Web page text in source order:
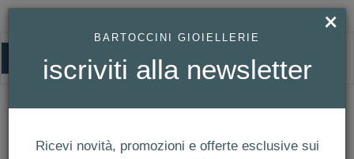
MASERATI
×
BARTOCCINI GIOIELLERIE
iscriviti alla newsletter
Ricevi novità, promozioni e offerte esclusive sui